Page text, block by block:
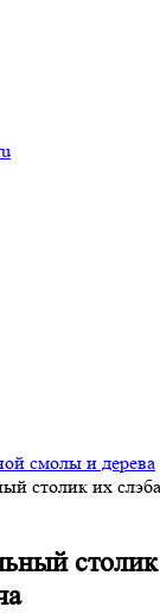
смолы и дерева
столик их
столик